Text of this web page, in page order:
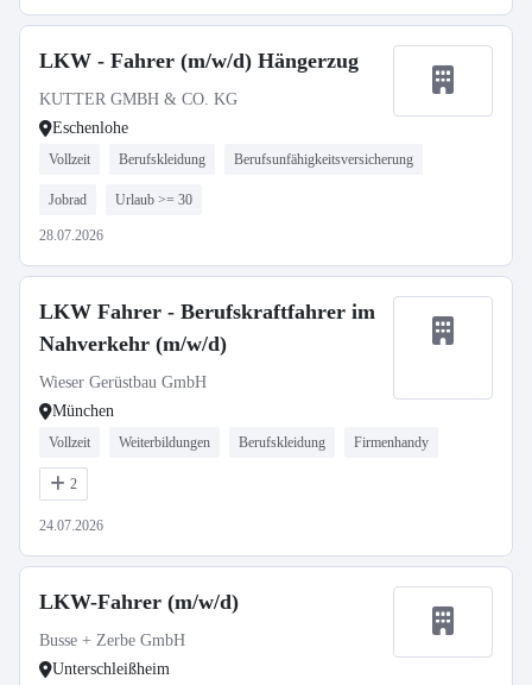
LKW - Fahrer (m/w/d) Hängerzug
KUTTER GMBH & CO. KG
Eschenlohe
Vollzeit Berufskleidung Berufsunfähigkeitsversicherung
Jobrad Urlaub >= 30
28.07.2026
LKW Fahrer - Berufskraftfahrer im
Nahverkehr (m/w/d)
Wieser Gerüstbau GmbH
München
Vollzeit Weiterbildungen Berufskleidung Firmenhandy
2
24.07.2026
LKW-Fahrer (m/w/d)
Busse + Zerbe GmbH
Unterschleißheim